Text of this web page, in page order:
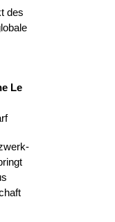
des
Le